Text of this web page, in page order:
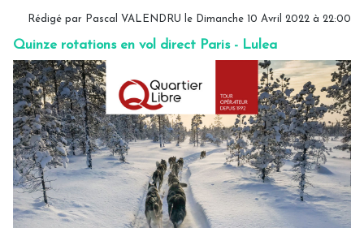
Rédigé par Pascal VALENDRU le Dimanche 10 Avril 2022 à 22:00
Quinze rotations en vol direct Paris - Lulea